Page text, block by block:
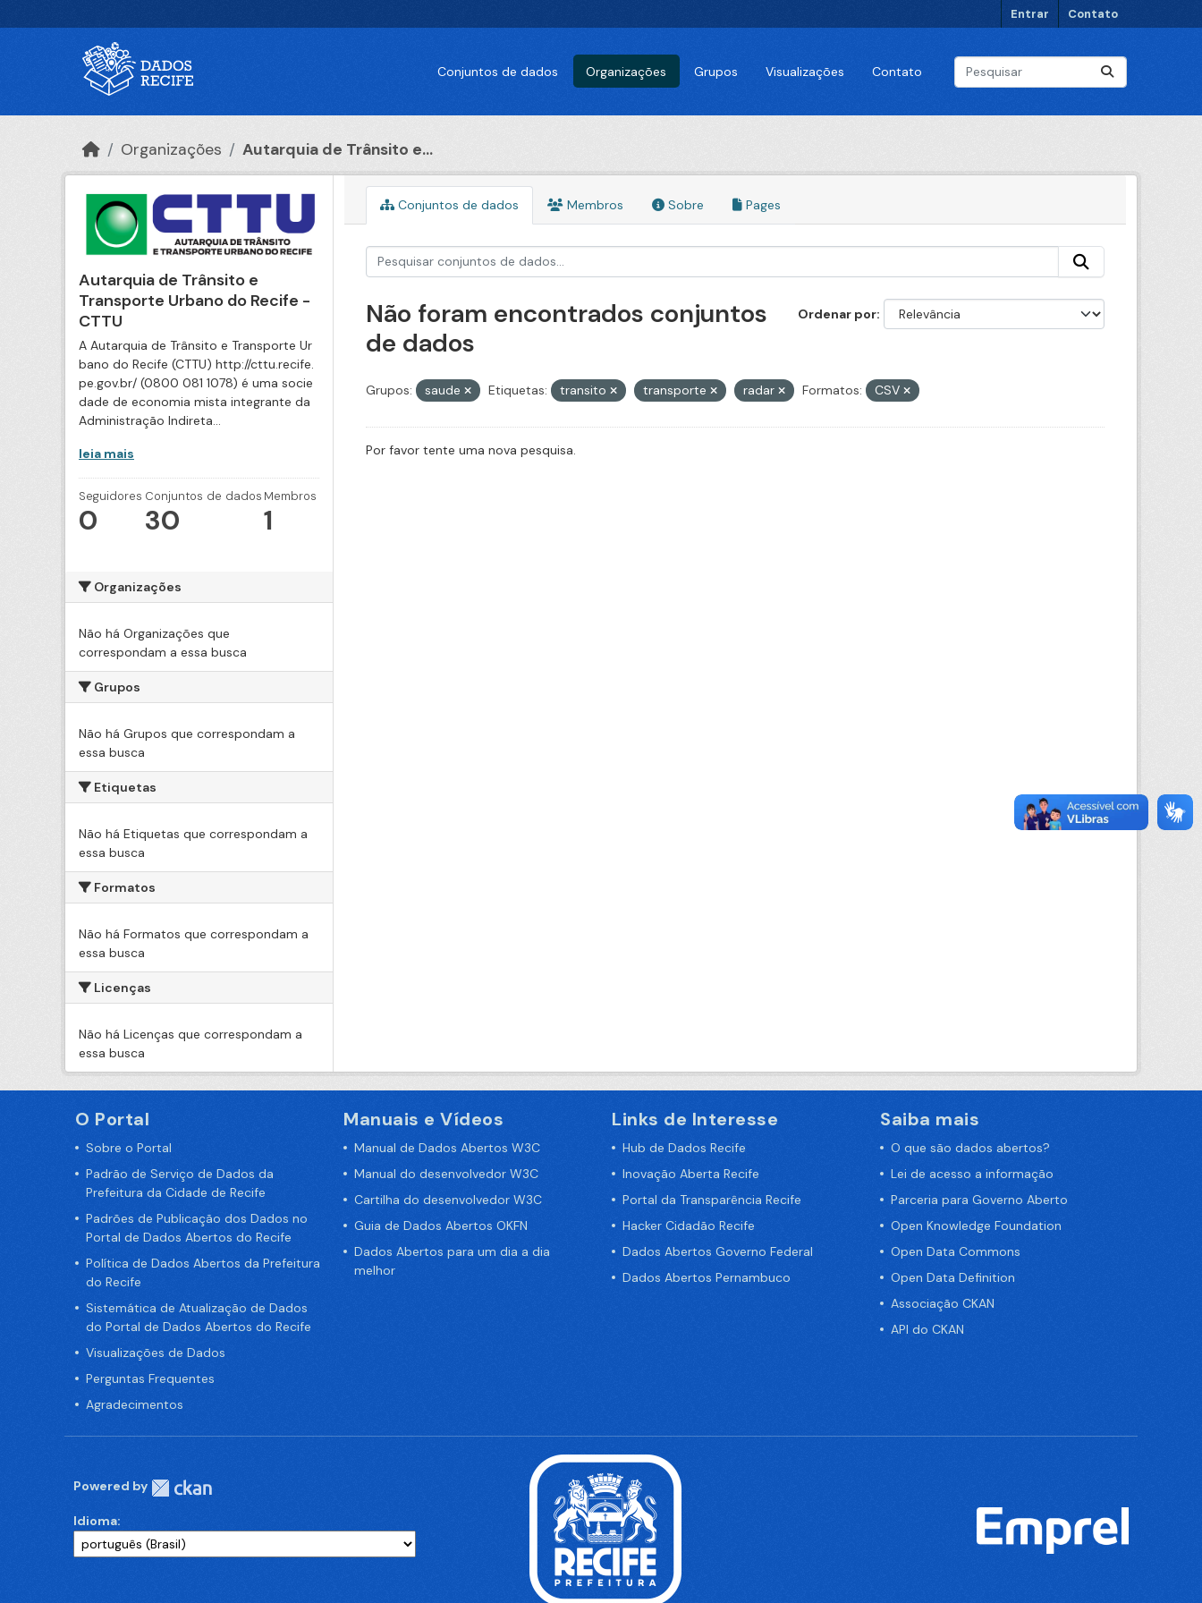
Entrar Contato
Conjuntos de dados Organizações Grupos Visualizações Contato
Organizações Autarquia de Trânsito e...
Autarquia de Trânsito e
Transporte Urbano do Recife -
CTTU
A Autarquia de Trânsito e Transporte Ur
bano do Recife (CTTU) http://cttu.recife.
pe.gov.br/ (0800 081 1078) é uma socie
dade de economia mista integrante da
Administração Indireta...
leia mais
Seguidores
0
Conjuntos de dados
30
Membros
1
Organizações
Não há Organizações que
correspondam a essa busca
Grupos
Não há Grupos que correspondam a
essa busca
Etiquetas
Não há Etiquetas que correspondam a
essa busca
Formatos
Não há Formatos que correspondam a
essa busca
Licenças
Não há Licenças que correspondam a
essa busca
Conjuntos de dados Membros Sobre Pages
Ordenar por
Não foram encontrados conjuntos
de dados
Grupos: saude Etiquetas: transito transporte radar Formatos: CSV
Por favor tente uma nova pesquisa.
O Portal
Sobre o Portal
Padrão de Serviço de Dados da
Prefeitura da Cidade de Recife
Padrões de Publicação dos Dados no
Portal de Dados Abertos do Recife
Política de Dados Abertos da Prefeitura
do Recife
Sistemática de Atualização de Dados
do Portal de Dados Abertos do Recife
Visualizações de Dados
Perguntas Frequentes
Agradecimentos
Manuais e Vídeos
Manual de Dados Abertos W3C
Manual do desenvolvedor W3C
Cartilha do desenvolvedor W3C
Guia de Dados Abertos OKFN
Dados Abertos para um dia a dia
melhor
Links de Interesse
Hub de Dados Recife
Inovação Aberta Recife
Portal da Transparência Recife
Hacker Cidadão Recife
Dados Abertos Governo Federal
Dados Abertos Pernambuco
Saiba mais
O que são dados abertos?
Lei de acesso a informação
Parceria para Governo Aberto
Open Knowledge Foundation
Open Data Commons
Open Data Definition
Associação CKAN
API do CKAN
Powered by
Idioma